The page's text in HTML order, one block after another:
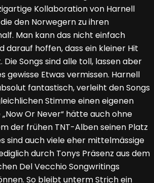
Kollaboration von Harnell
den Norwegern zu ihren
Man kann das nicht einfach
darauf hoffen, dass ein kleiner Hit
Songs sind alle toll, lassen aber
gewisse Etwas vermissen. Harnell
fantastisch, verleiht den Songs
Stimme einen eigenen
„Now Or Never“ hätte auch ohne
der frühen TNT-Alben seinen Platz
sind auch viele eher mittelmässige
durch Tonys Präsenz aus dem
Del Vecchio Songwritings
So bleibt unterm Strich ein